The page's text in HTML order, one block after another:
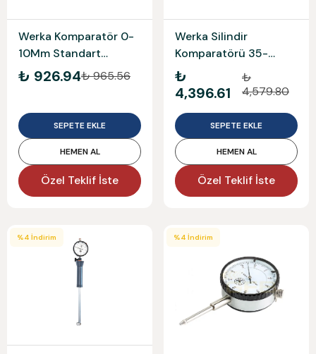
Werka Komparatör 0-
10Mm Standart
Werka220-6964
₺ 926.94₺ 965.56
SEPETE EKLE
HEMEN AL
Özel Teklif İste
Werka Silindir
Komparatörü 35-
50X0.01Mm
Werka220-7145
₺
4,396.61
₺
4,579.80
SEPETE EKLE
HEMEN AL
Özel Teklif İste
%4 İndirim %4 İndirim